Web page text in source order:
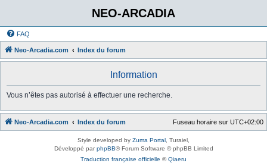
NEO-ARCADIA
FAQ
Neo-Arcadia.com Index du forum
Information
Vous n’êtes pas autorisé à effectuer une recherche.
Neo-Arcadia.com Index du forum Fuseau horaire sur UTC+02:00
Style developed by Zuma Portal , Turaiel,
Développé parphpBB® Forum Software © phpBB Limited
Traduction française officielle ©Qiaeru